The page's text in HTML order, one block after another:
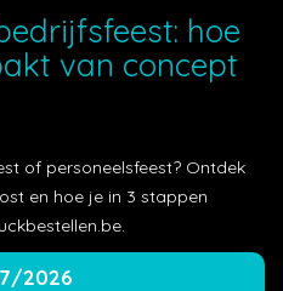
hoe
van concept
of personeelsfeest? Ontdek
en hoe je in 3 stappen
2026